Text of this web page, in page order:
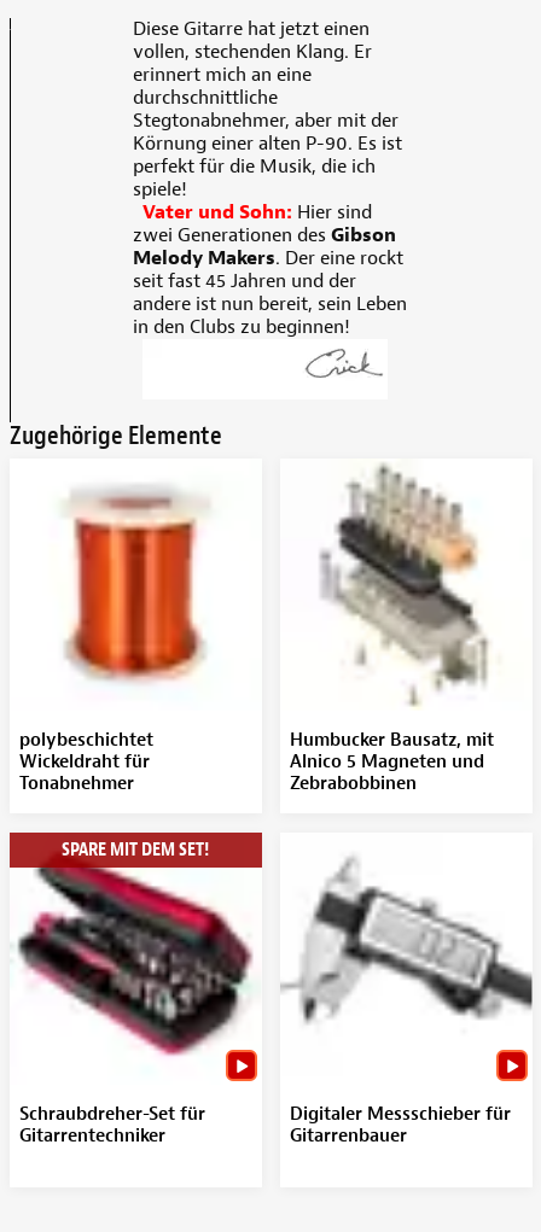
Diese Gitarre hat jetzt einen
vollen, stechenden Klang. Er
erinnert mich an eine
durchschnittliche
Stegtonabnehmer, aber mit der
Körnung einer alten P-90. Es ist
perfekt für die Musik, die ich
spiele!
Vater und Sohn: Hier sind
zwei Generationen des Gibson
Melody Makers. Der eine rockt
seit fast 45 Jahren und der
andere ist nun bereit, sein Leben
in den Clubs zu beginnen!
Zugehörige Elemente
polybeschichtet
Wickeldraht für
Tonabnehmer
Humbucker Bausatz, mit
Alnico 5 Magneten und
Zebrabobbinen
SPARE MIT DEM SET!
Schraubdreher-Set für
Gitarrentechniker
Digitaler Messschieber für
Gitarrenbauer